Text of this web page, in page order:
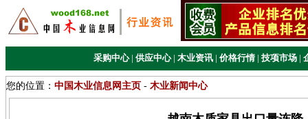
采购中心 | 供应中心 | 木业资讯 | 价格行情 | 技项市场 |
您的位置： 中国木业信息网主页 - 木业新闻中心